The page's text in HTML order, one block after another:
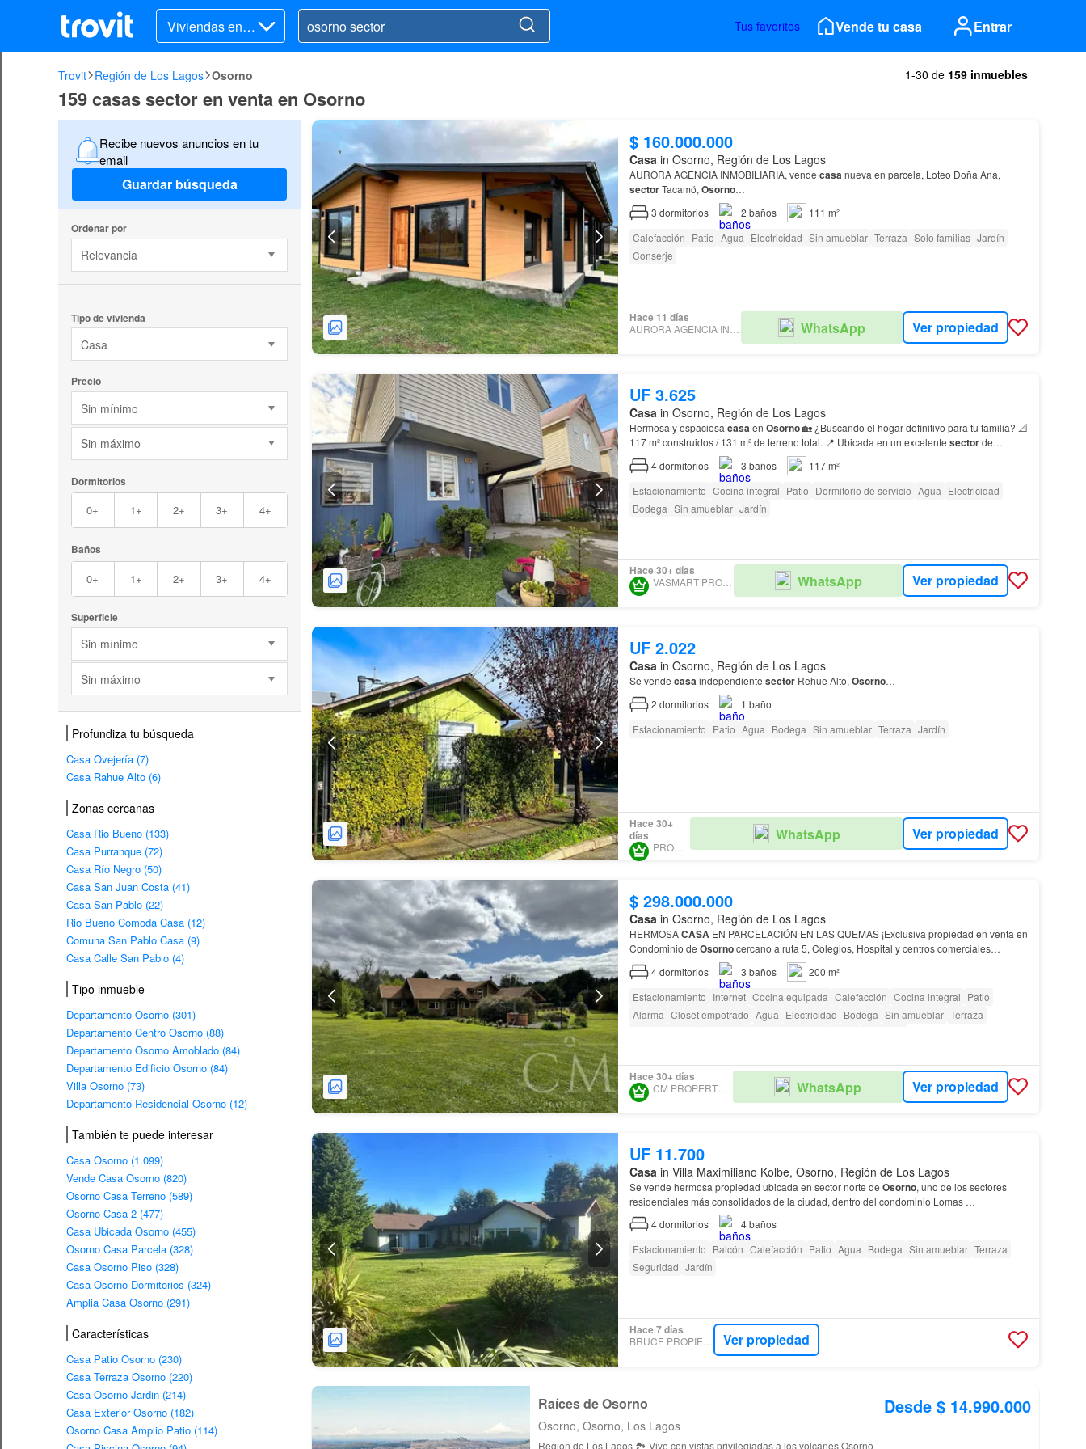
Viviendas en v
enta
Tus favoritos Vende tu casa Entrar
Trovit Región de Los Lagos Osorno 1-30 de 159 inmuebles
159 casas sector en venta en Osorno
Recibe nuevos anuncios en tu
email
Guardar búsqueda
Ordenar por
Relevancia
Tipo de vivienda
Casa
Precio
Sin mínimo
Sin máximo
Dormitorios
0+ 1+ 2+ 3+ 4+
Baños
0+ 1+ 2+ 3+ 4+
Superficie
Sin mínimo
Sin máximo
Profundiza tu búsqueda
Casa Ovejería (7)
Casa Rahue Alto (6)
Zonas cercanas
Casa Rio Bueno (133)
Casa Purranque (72)
Casa Río Negro (50)
Casa San Juan Costa (41)
Casa San Pablo (22)
Rio Bueno Comoda Casa (12)
Comuna San Pablo Casa (9)
Casa Calle San Pablo (4)
Tipo inmueble
Departamento Osorno (301)
Departamento Centro Osorno (88)
Departamento Osorno Amoblado (84)
Departamento Edificio Osorno (84)
Villa Osorno (73)
Departamento Residencial Osorno (12)
También te puede interesar
Casa Osorno (1.099)
Vende Casa Osorno (820)
Osorno Casa Terreno (589)
Osorno Casa 2 (477)
Casa Ubicada Osorno (455)
Osorno Casa Parcela (328)
Casa Osorno Piso (328)
Casa Osorno Dormitorios (324)
Amplia Casa Osorno (291)
Características
Casa Patio Osorno (230)
Casa Terraza Osorno (220)
Casa Osorno Jardin (214)
Casa Exterior Osorno (182)
Osorno Casa Amplio Patio (114)
$ 160.000.000
Casain Osorno, Región de Los Lagos
AURORA AGENCIA INMOBILIARIA, vende casanueva en parcela, Loteo Doña Ana,
sectorTacamó, Osorno…
3 dormitorios 2 baños
111 m²
Calefacción Patio Agua Electricidad Sin amueblar Terraza Solo familias Jardín
Conserje
Hace 11 días
AURORA AGENCIA INMOBILIARIA WhatsApp Ver propiedad
UF 3.625
Casa in Osorno, Región de Los Lagos
Hermosa y espaciosa casaen Osorno🏡 ¿Buscando el hogar definitivo para tu familia? 📐
117 m² construidos / 131 m² de terreno total. 📍 Ubicada en un excelente sectorde
Osorno , seguro y con conectividad garantizada. 💵 Valo…
4dormitorios 3 baños
117 m²
Estacionamiento Cocina integral Patio Dormitorio de servicio Agua Electricidad
Bodega Sin amueblar Jardín
Hace 30+ días
VASMART PROPIEDADES WhatsApp Ver propiedad
UF 2.022
Casa in Osorno, Región de Los Lagos
Se vende casaindependiente sectorRehue Alto, Osorno…
2 dormitorios 1 baño
Estacionamiento Patio Agua Bodega Sin amueblar Terraza Jardín
Hace 30+
días
PROURBE
WhatsApp Ver propiedad
$ 298.000.000
Casa in Osorno, Región de Los Lagos
HERMOSACASA EN PARCELACIÓN EN LAS QUEMAS ¡Exclusiva propiedad en venta en
Condominio de Osornocercano a ruta 5, Colegios, Hospital y centros comerciales
Ubicada en el consolidado
de Las Quemas,
4dormitorios 3 baños
200 m²
Estacionamiento Internet Cocina equipada Calefacción Cocina integral Patio
Alarma Closet empotrado Agua Electricidad Bodega Sin amueblar Terraza
Hace 30+ días
CM PROPERTY LIMITADA WhatsApp Ver propiedad
UF 11.700
Casa in Villa Maximiliano Kolbe, Osorno, Región de Los Lagos
Se vende hermosa propiedad ubicada en sector norte de Osorno, uno de los sectores
residenciales más consolidados de la ciudad, dentro del condominio Lomas
Lacasase emplaza en una parcela de 5.045 m², con jardine…
4dormitorios 4baños
Estacionamiento Balcón Calefacción Patio Agua Bodega Sin amueblar Terraza
Seguridad Jardín
Hace 7 días
BRUCE PROPIEDADES Ver propiedad
Raíces de Osorno
Osorno, Osorno, Los Lagos
Región de Los Lagos 🏞️ Vive con vistas privilegiadas a los volcanes Osorno
Desde $ 14.990.000